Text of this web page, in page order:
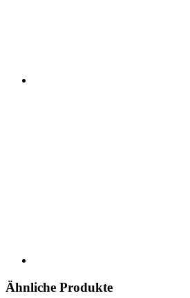
Ähnliche Produkte